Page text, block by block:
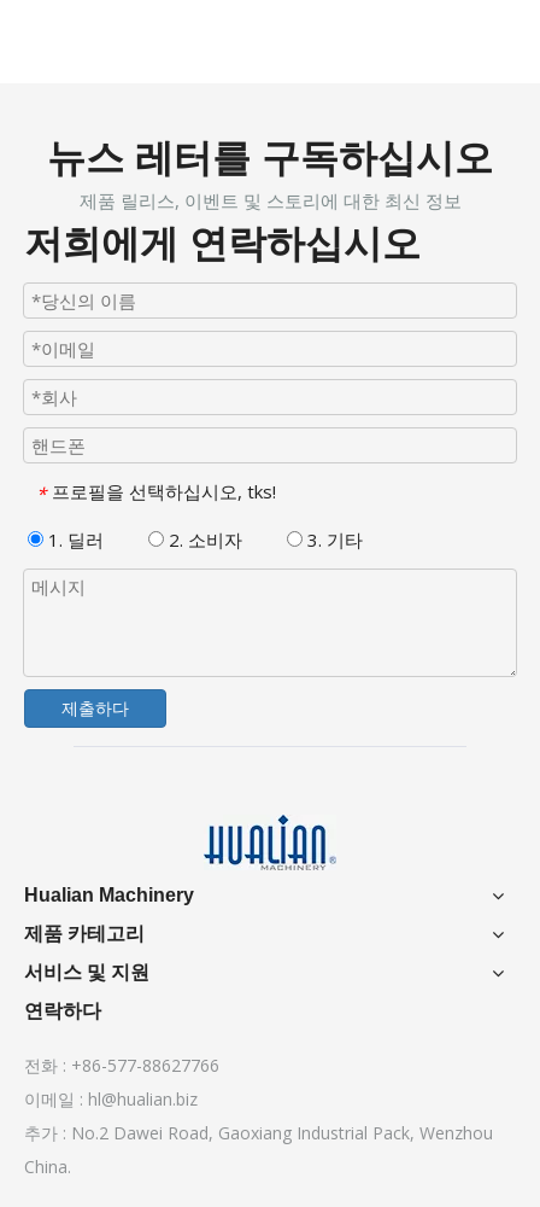
뉴스 레터를 구독하십시오
제품 릴리스, 이벤트 및 스토리에 대한 최신 정보
저희에게 연락하십시오
* 프로필을 선택하십시오, tks!
1. 딜러
2. 소비자 3. 기타
제출하다
Hualian Machinery
제품 카테고리
서비스 및 지원
연락하다
전화 : +86-577-88627766
이메일 : hl@hualian.biz
추가 : No.2 Dawei Road, Gaoxiang Industrial Pack, Wenzhou
China.